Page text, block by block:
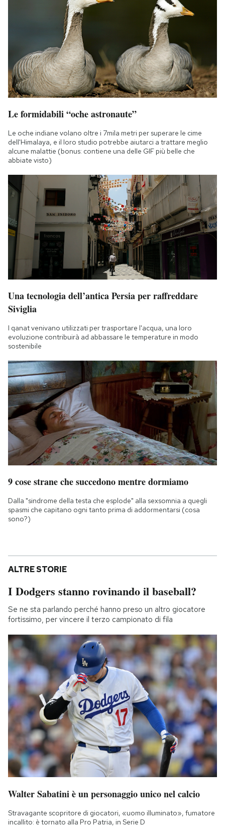
Le formidabili “oche astronaute”
Le oche indiane volano oltre i 7mila metri per superare le cime
dell'Himalaya, e il loro studio potrebbe aiutarci a trattare meglio
alcune malattie (bonus: contiene una delle GIF più belle che
abbiate visto)
Una tecnologia dell’antica Persia per raffreddare
Siviglia
I qanat venivano utilizzati per trasportare l'acqua, una loro
evoluzione contribuirà ad abbassare le temperature in modo
sostenibile
9 cose strane che succedono mentre dormiamo
Dalla "sindrome della testa che esplode" alla sexsomnia a quegli
spasmi che capitano ogni tanto prima di addormentarsi (cosa
sono?)
ALTRE STORIE
I Dodgers stanno rovinando il baseball?
Se ne sta parlando perché hanno preso un altro giocatore
fortissimo, per vincere il terzo campionato di fila
Walter Sabatini è un personaggio unico nel calcio
Stravagante scopritore di giocatori, «uomo illuminato», fumatore
incallito: è tornato alla Pro Patria, in Serie D